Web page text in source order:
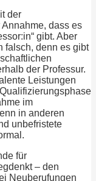
der
dass es
gibt. Aber
falsch, denn es gibt
der Professur.
Leistungen
im
in anderen
unbefristete
für
– den
Neuberufungen